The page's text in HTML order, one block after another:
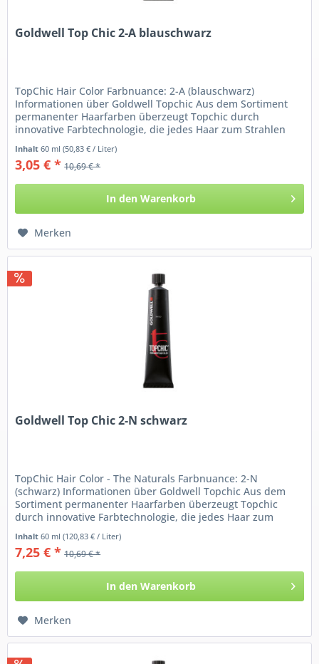
Goldwell Top Chic 2-A blauschwarz
TopChic Hair Color Farbnuance: 2-A (blauschwarz)
Informationen über Goldwell Topchic Aus dem Sortiment
permanenter Haarfarben überzeugt Topchic durch
innovative Farbtechnologie, die jedes Haar zum Strahlen
Inhalt60 ml(50,83 € / Liter)
3,05 € * 10,69 € *
In den Warenkorb
Merken
Goldwell Top Chic 2-N schwarz
TopChic Hair Color - The Naturals Farbnuance: 2-N
(schwarz) Informationen über Goldwell Topchic Aus dem
Sortiment permanenter Haarfarben überzeugt Topchic
durch innovative Farbtechnologie, die jedes Haar zum
Inhalt60 ml(120,83 € / Liter)
7,25 € * 10,69 € *
In den Warenkorb
Merken